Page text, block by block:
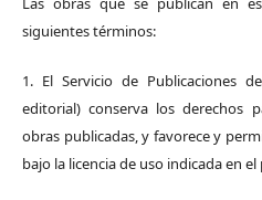
siguientes términos:
1. El Servicio de Publicaciones
editorial) conserva los derechos
obras publicadas, y favorece y
bajo la licencia de uso indicada en